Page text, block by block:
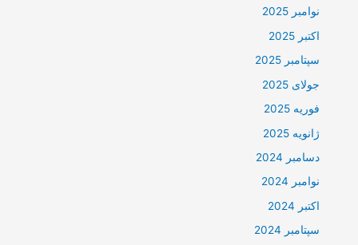
نوامبر 2025
اکتبر 2025
سپتامبر 2025
جولای 2025
فوریه 2025
ژانویه 2025
دسامبر 2024
نوامبر 2024
اکتبر 2024
سپتامبر 2024